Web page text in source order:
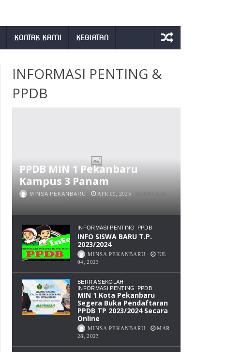
KONTAK KAMI KEGIATAN
INFORMASI PENTING &
PPDB
PPDB MIN 1 Pekanbaru
Kampus 3 Panam
MINSA PEKANBARU APR 09, 2025
KOMENTAR
MIN
1
KAMPUS
3
PANAM
INFORMASI PENTING PPDB
INFO SISWA BARU T.P.
2023/2024
MINSA PEKANBARU
JUL
04, 2023
BERITA SEKOLAH
INFORMASI PENTING
PPDB
MIN 1 Kota Pekanbaru
Segera Buka Pendaftaran
PPDB TP 2023/2024 Secara
Online
MINSA PEKANBARU
MAR
28, 2023